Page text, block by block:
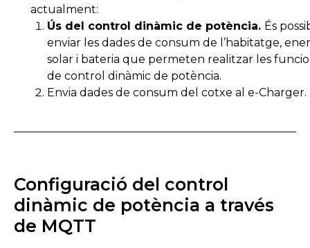
actualment:
Ús del control dinàmic de potència. És
enviar les dades de consum de l’habitatge,
solar i bateria que permeten realitzar les
de control dinàmic de potència.
Envia dades de consum del cotxe al e-Charger.
Configuració del control
dinàmic de potència a través
de MQTT